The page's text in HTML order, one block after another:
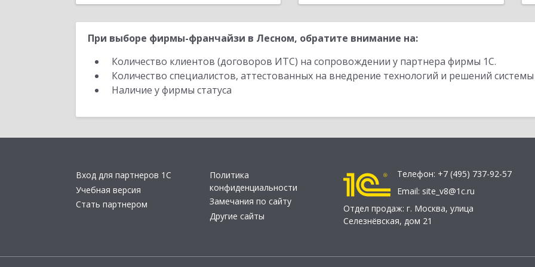
При выборе фирмы-франчайзи в Лесном, обратите внимание на:
Количество клиентов (договоров ИТС) на сопровождении у партнера фирмы 1С.
Количество специалистов, аттестованных на внедрение технологий и решений
Наличие у фирмы статуса
Вход для партнеров 1С
Учебная версия
Стать партнером
Политика
конфиденциальности
Замечания по сайту
Другие сайты
Телефон: +7 (495) 737-92-57
Email: site_v8@1c.ru
Отдел продаж: г. Москва, улица
Селезнёвская, дом 21